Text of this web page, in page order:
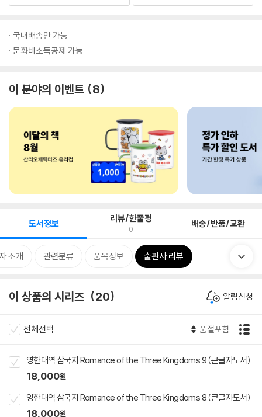
국내배송만 가능
문화비소득공제 가능
이 분야의 이벤트 8
도서정보 리뷰/한줄평
0 배송/반품/교환
소개 관련분류 품목정보 출판사 리뷰
이 상품의 시리즈 20 알림신청
전체선택 품절포함
영한대역 삼국지 Romance of the Three Kingdoms 9 (큰글자도서)
18,000원
영한대역 삼국지 Romance of the Three Kingdoms 8 (큰글자도서)
18,000원